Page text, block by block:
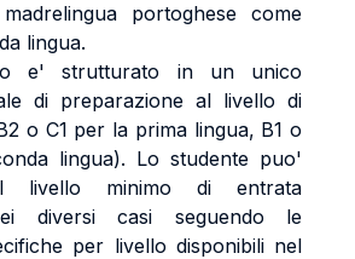
portoghese come
lingua.
e' strutturato in un unico
di preparazione al livello di
o C1 per la prima lingua, B1 o
lingua). Lo studente puo'
livello minimo di entrata
diversi casi seguendo le
per livello disponibili nel